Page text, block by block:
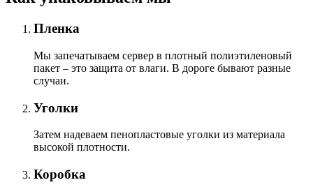
Пленка
Мы запечатываем сервер в плотный полиэтиленовый
пакет – это защита от влаги. В дороге бывают разные
случаи.
Уголки
Затем надеваем пенопластовые уголки из материала
высокой плотности.
Коробка